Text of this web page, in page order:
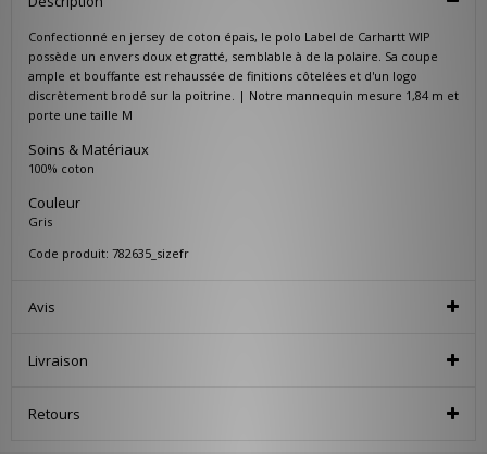
Confectionné en jersey de coton épais, le polo Label de Carhartt WIP
possède un envers doux et gratté, semblable à de la polaire. Sa coupe
ample et bouffante est rehaussée de finitions côtelées et d'un logo
discrètement brodé sur la poitrine. | Notre mannequin mesure 1,84 m et
porte une taille M
Soins & Matériaux
100% coton
Couleur
Gris
Code produit: 782635_sizefr
Avis
Livraison
Retours